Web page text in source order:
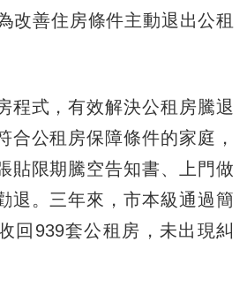
改善住房條件主動退出公租
式，有效解決公租房騰退
合公租房保障條件的家庭，
貼限期騰空告知書、上門做
退。三年來，市本級通過簡
回939套公租房，未出現糾